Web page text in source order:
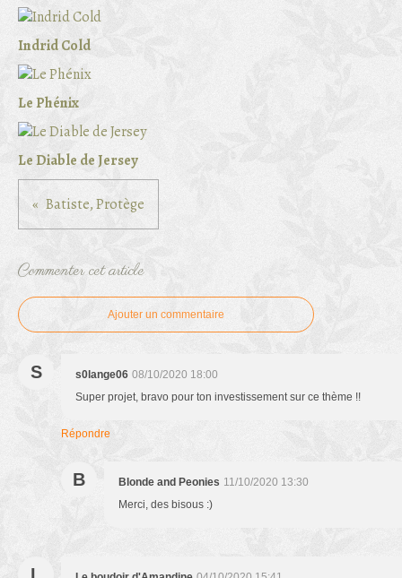
Indrid Cold
Le Phénix
Le Diable de Jersey
Batiste, Protège
Commenter cet article
Ajouter un commentaire
S s0lange06 08/10/2020 18:00
Super projet, bravo pour ton investissement sur ce thème !!
Répondre
B Blonde and Peonies 11/10/2020 13:30
Merci, des bisous :)